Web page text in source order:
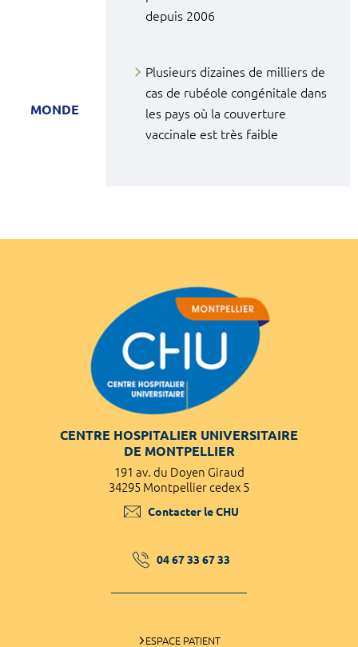
depuis 2006
MONDE
Plusieurs dizaines de milliers de
cas de rubéole congénitale dans
les pays où la couverture
vaccinale est très faible
CENTRE HOSPITALIER UNIVERSITAIRE
DE MONTPELLIER
191 av. du Doyen Giraud
34295 Montpellier cedex 5
Contacter le CHU
04 67 33 67 33
ESPACE PATIENT